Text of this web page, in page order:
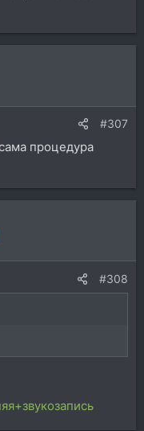
#307
процедура
#308